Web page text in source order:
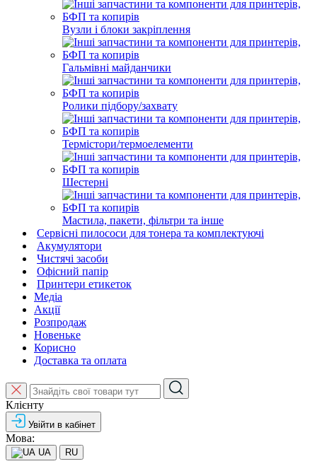
Вузли і блоки закріплення
Гальмівні майданчики
Ролики підбору/захвату
Термістори/термоелементи
Шестерні
Мастила, пакети, фільтри та інше
Сервісні пилососи для тонера та комплектуючі
Акумулятори
Чистячі засоби
Офісний папір
Принтери етикеток
Медіа
Акції
Розпродаж
Новеньке
Корисно
Доставка та оплата
Клієнту
Увійти в кабінет
Мова:
UA RU